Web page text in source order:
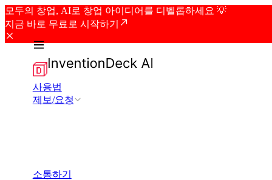
모두의 창업, AI로 창업 아이디어를 디벨롭하세요 💡
지금 바로 무료로 시작하기
사용법
제보/요청
소통하기